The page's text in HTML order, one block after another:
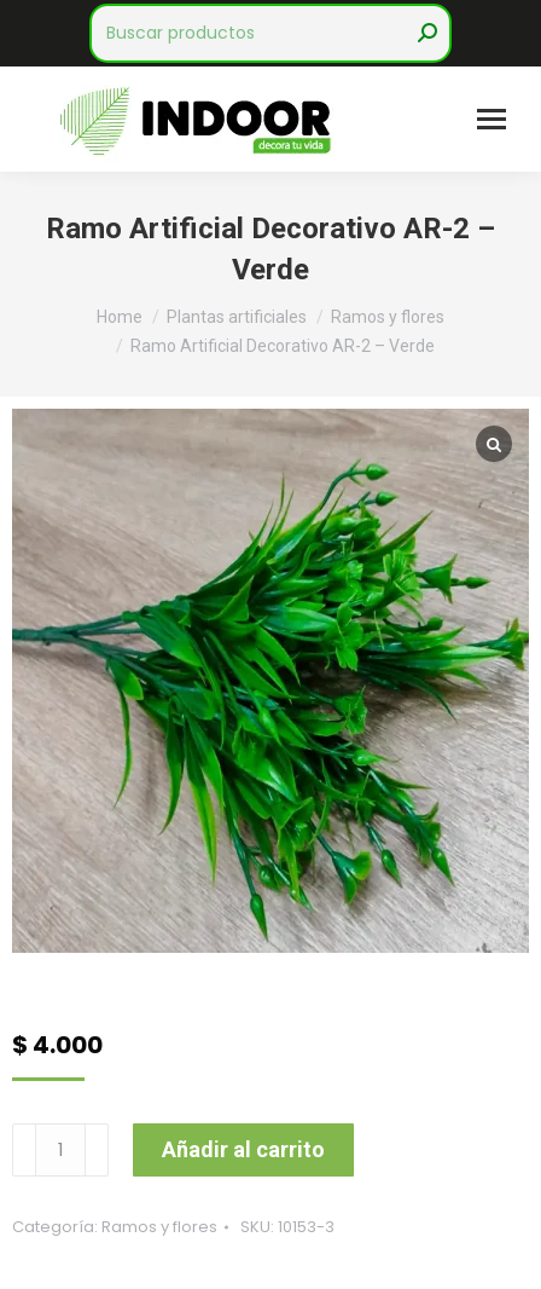
Search:
Ramo Artificial Decorativo AR-2 –
Verde
Home Plantas artificiales
Ramos y flores
Ramo Artificial Decorativo AR-2 – Verde
$ 4.000
Artificial
Añadir al carrito
Categoría: Ramos y flores SKU: 10153-3